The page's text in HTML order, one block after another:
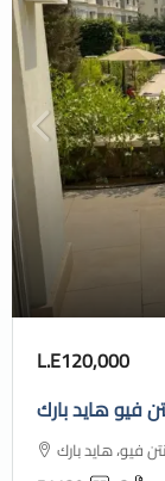
L.E120,000
فيو هايد بارك